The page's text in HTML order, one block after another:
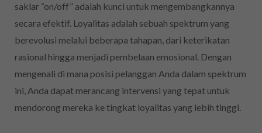
saklar “on/off” adalah kunci untuk mengembangkannya
secara efektif. Loyalitas adalah sebuah spektrum yang
berevolusi melalui beberapa tahapan, dari keterikatan
rasional hingga menjadi pembelaan emosional. Dengan
mengenali di mana posisi pelanggan Anda dalam spektrum
ini, Anda dapat merancang intervensi yang tepat untuk
mendorong mereka ke tingkat loyalitas yang lebih tinggi.